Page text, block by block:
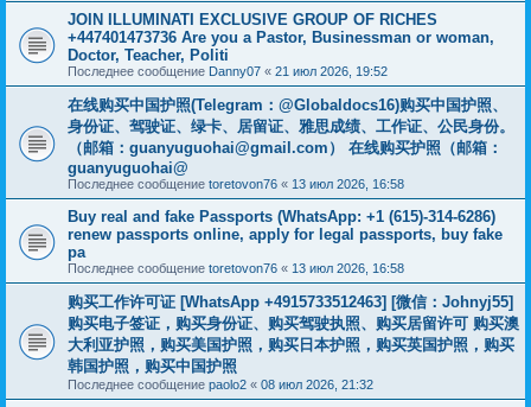
JOIN ILLUMINATI EXCLUSIVE GROUP OF RICHES
+447401473736 Are you a Pastor, Businessman or woman,
Doctor, Teacher, Politi
Последнее сообщение Danny07 « 21 июл 2026, 19:52
在线购买中国护照(Telegram：@Globaldocs16)购买中国护照、
身份证、驾驶证、绿卡、居留证、雅思成绩、工作证、公民身份。
（邮箱： guanyuguohai@gmail.com ） 在线购买护照（邮箱：
guanyuguohai@
Последнее сообщение toretovon76 « 13 июл 2026, 16:58
Buy real and fake Passports (WhatsApp: +1 (615)-314-6286)
renew passports online, apply for legal passports, buy fake
pa
Последнее сообщение toretovon76 « 13 июл 2026, 16:58
购买工作许可证 [WhatsApp +4915733512463] [微信：Johnyj55]
购买电子签证，购买身份证、购买驾驶执照、购买居留许可 购买澳
大利亚护照，购买美国护照，购买日本护照，购买英国护照，购买
韩国护照，购买中国护照
Последнее сообщение paolo2 « 08 июл 2026, 21:32